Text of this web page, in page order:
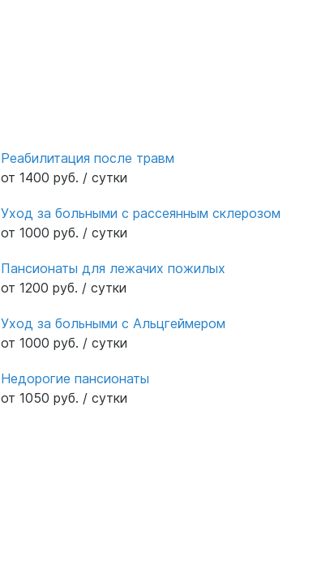
Реабилитация после травм
от 1400 руб. / сутки
Уход за больными с рассеянным склерозом
от 1000 руб. / сутки
Пансионаты для лежачих пожилых
от 1200 руб. / сутки
Уход за больными с Альцгеймером
от 1000 руб. / сутки
Недорогие пансионаты
от 1050 руб. / сутки